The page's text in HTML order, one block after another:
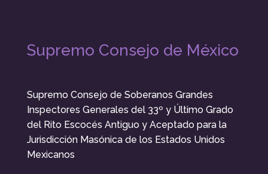
Supremo Consejo de México
Supremo Consejo de Soberanos Grandes
Inspectores Generales del 33º y Último Grado
del Rito Escocés Antiguo y Aceptado para la
Jurisdicción Masónica de los Estados Unidos
Mexicanos